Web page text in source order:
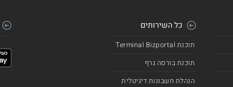
כל השירותים
תוכנת Terminal Bizportal
תוכנת בורסה גרף
הנהלת חשבונות דיגיטלית